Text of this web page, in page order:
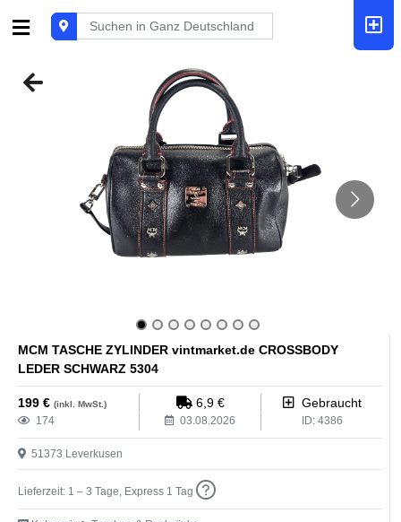
MCM TASCHE ZYLINDER vintmarket.de CROSSBODY
LEDER SCHWARZ 5304
199 € (inkl. MwSt.) 6,9€ Gebraucht
174 03.08.2026 ID: 4386
51373 Leverkusen
Lieferzeit: 1 – 3 Tage, Express 1 Tag